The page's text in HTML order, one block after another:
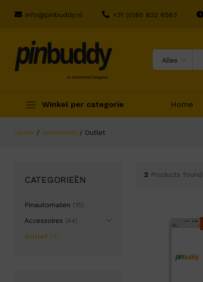
info@pinbuddy.nl +31 (0)85 822 6563
Alles
Winkel per categorie Home
Home / Webwinkel / Outlet
2 Products found
CATEGORIEËN
Pinautomaten (15)
Accessoires (44)
Outlet (3)